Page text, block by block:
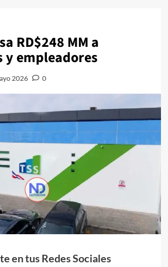
RD$248 MM a
empleadores
2026 0
en tus Redes Sociales